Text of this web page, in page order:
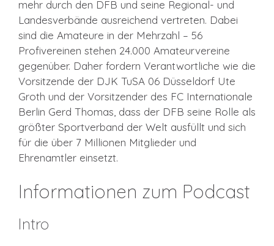
mehr durch den DFB und seine Regional- und
Landesverbände ausreichend vertreten. Dabei
sind die Amateure in der Mehrzahl – 56
Profivereinen stehen 24.000 Amateurvereine
gegenüber. Daher fordern Verantwortliche wie die
Vorsitzende der DJK TuSA 06 Düsseldorf Ute
Groth und der Vorsitzender des FC Internationale
Berlin Gerd Thomas, dass der DFB seine Rolle als
größter Sportverband der Welt ausfüllt und sich
für die über 7 Millionen Mitglieder und
Ehrenamtler einsetzt.
Informationen zum Podcast
Intro